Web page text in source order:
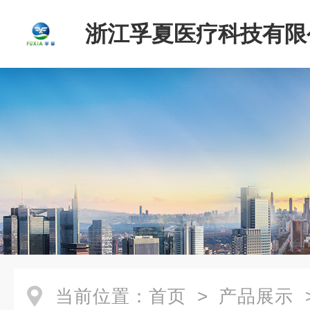
浙江孚夏医疗科技有
当前位置： 首页 > 产品展示